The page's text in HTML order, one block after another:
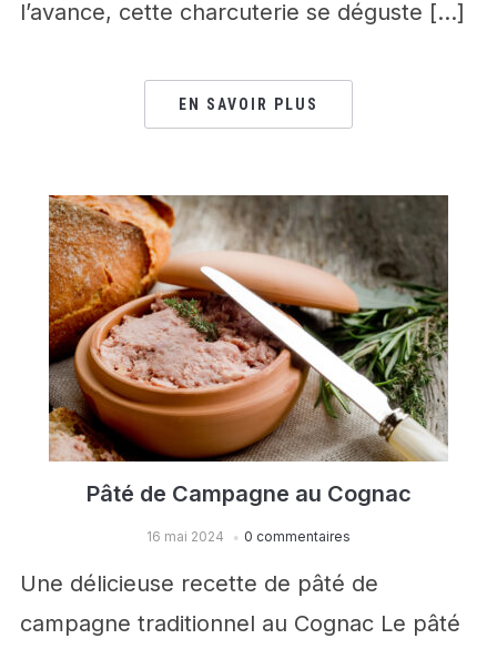
l’avance, cette charcuterie se déguste […]
EN SAVOIR PLUS
Pâté de Campagne au Cognac
16 mai 2024 0 commentaires
Une délicieuse recette de pâté de
campagne traditionnel au Cognac Le pâté